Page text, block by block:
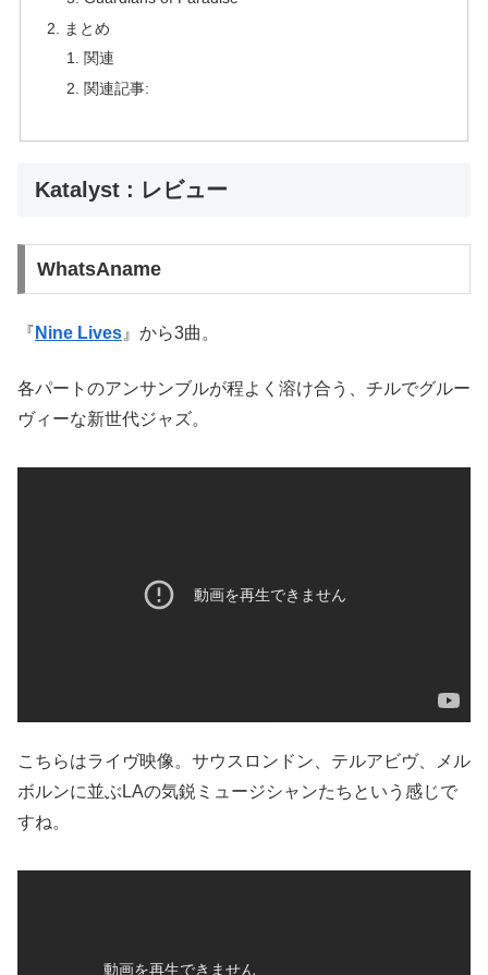
まとめ
関連
関連記事:
Katalyst : レビュー
WhatsAname
『 Nine Lives 』から3曲。
各パートのアンサンブルが程よく溶け合う、チルでグルー
ヴィーな新世代ジャズ。
こちらはライヴ映像。サウスロンドン、テルアビヴ、メル
ボルンに並ぶLAの気鋭ミュージシャンたちという感じで
すね。